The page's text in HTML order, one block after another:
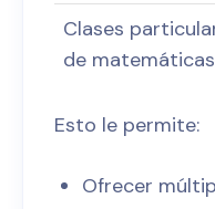
Clases
de matemáticas
Esto le permite:
Ofrecer